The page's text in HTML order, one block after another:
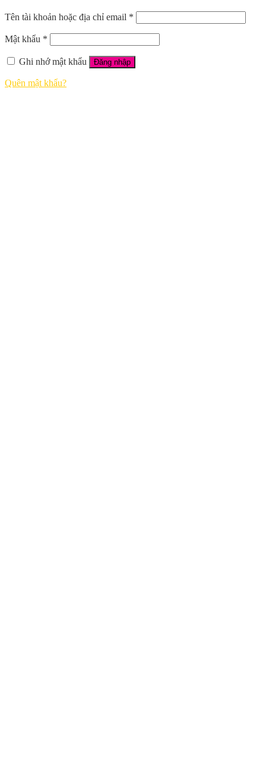
Tên tài khoản hoặc địa chỉ email *
Mật khẩu *
Ghi nhớ mật khẩu Đăng nhập
Quên mật khẩu?